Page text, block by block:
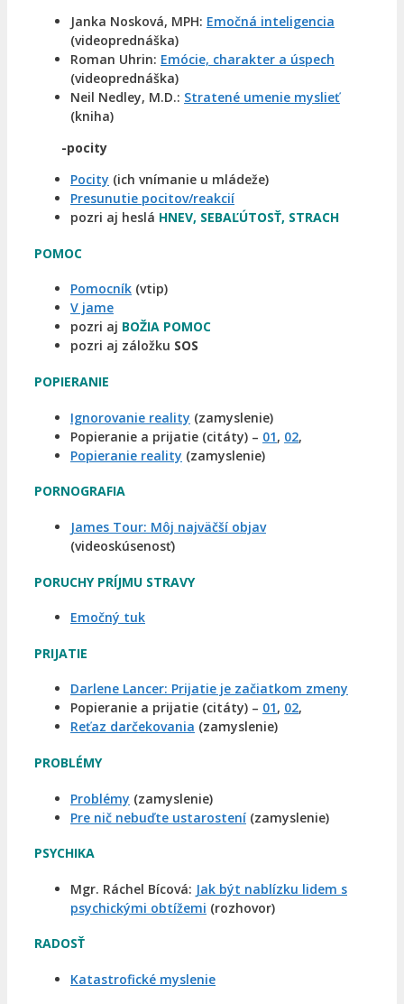
Janka Nosková, MPH: Emočná inteligencia
(videoprednáška)
Roman Uhrin: Emócie, charakter a úspech
(videoprednáška)
Neil Nedley, M.D.: Stratené umenie myslieť
(kniha)
-pocity
Pocity (ich vnímanie u mládeže)
Presunutie pocitov/reakcií
pozri aj heslá HNEV, SEBAĽÚTOSŤ, STRACH
POMOC
Pomocník (vtip)
V jame
pozri aj BOŽIA POMOC
pozri aj záložku SOS
POPIERANIE
Ignorovanie reality (zamyslenie)
Popieranie a prijatie (citáty) – 01, 02,
Popieranie reality (zamyslenie)
PORNOGRAFIA
James Tour: Môj najväčší objav
(videoskúsenosť)
PORUCHY PRÍJMU STRAVY
Emočný tuk
PRIJATIE
Darlene Lancer: Prijatie je začiatkom zmeny
Popieranie a prijatie (citáty) – 01, 02,
Reťaz darčekovania (zamyslenie)
PROBLÉMY
Problémy (zamyslenie)
Pre nič nebuďte ustarostení (zamyslenie)
PSYCHIKA
Mgr. Ráchel Bícová: Jak být nablízku lidem s
psychickými obtížemi (rozhovor)
RADOSŤ
Katastrofické myslenie